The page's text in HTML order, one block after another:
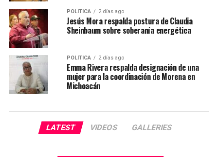
POLÍTICA 2 días ago
Jesús Mora respalda postura de Claudia
Sheinbaum sobre soberanía energética
POLÍTICA 2 días ago
Emma Rivera respalda designación de una
mujer para la coordinación de Morena en
Michoacán
LATEST VIDEOS GALLERIES